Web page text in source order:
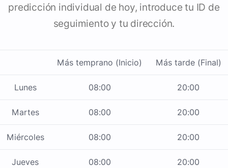
predicción individual de hoy, introduce tu ID de
seguimiento y tu dirección.
Más temprano (Inicio) Más tarde (Final)
Lunes 08:00 20:00
Martes 08:00 20:00
Miércoles 08:00 20:00
Jueves 08:00 20:00